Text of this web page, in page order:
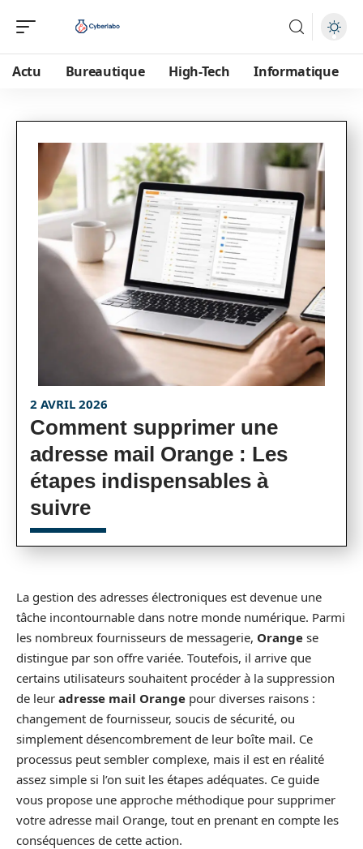
Actu Bureautique High-Tech Informatique
2 AVRIL 2026
Comment supprimer une
adresse mail Orange : Les
étapes indispensables à
suivre
La gestion des adresses électroniques est devenue une
tâche incontournable dans notre monde numérique. Parmi
les nombreux fournisseurs de messagerie, Orange se
distingue par son offre variée. Toutefois, il arrive que
certains utilisateurs souhaitent procéder à la suppression
de leur adresse mail Orange pour diverses raisons :
changement de fournisseur, soucis de sécurité, ou
simplement désencombrement de leur boîte mail. Ce
processus peut sembler complexe, mais il est en réalité
assez simple si l’on suit les étapes adéquates. Ce guide
vous propose une approche méthodique pour supprimer
votre adresse mail Orange, tout en prenant en compte les
conséquences de cette action.